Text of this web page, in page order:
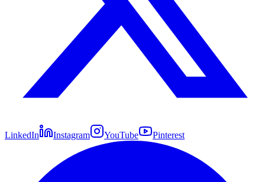
LinkedIn Instagram YouTube Pinterest